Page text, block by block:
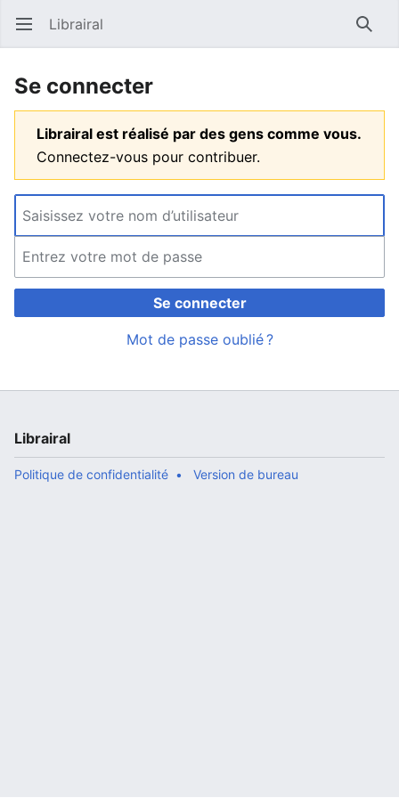
Ouvrir le menu principal Librairal
Se connecter
Librairal est réalisé par des gens comme vous.
Connectez-vous pour contribuer.
Se connecter
Mot de passe oublié ?
Librairal
Politique de confidentialité Version de bureau